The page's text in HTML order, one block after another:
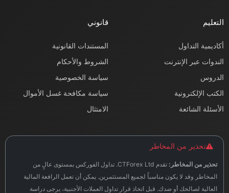
التعليم
أكاديمية التداول
الندوات عبر الإنترنت
الدروس
الكتب الإلكترونية
الأسئلة الشائعة
قانوني
المستندات القانونية
الشروط والأحكام
سياسة الخصوصية
سياسة مكافحة غسل الأموال
الامتثال
تحذير من المخاطر
تحذير من المخاطر:
تقدم CTForex Ltd. تداول الفوركس بمستوى عالٍ من
المخاطر وقد لا يكون مناسباً لجميع المستثمرين. يمكن أن تعمل الرافعة المالية
العالية لصالحك أو ضدك. قبل اتخاذ قرار تداول العملات الأجنبية، يرجى دراسة